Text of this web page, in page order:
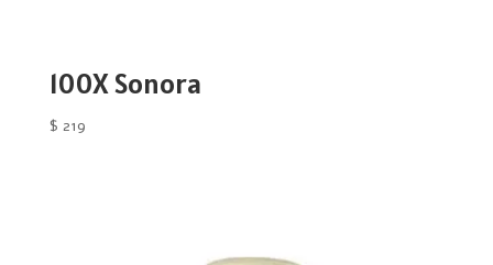
100X Sonora
$ 219